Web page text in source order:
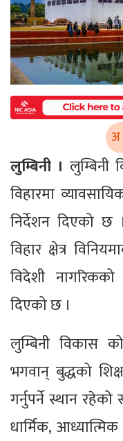
अ
लुम्बिनी । लुम्बिनी
विहारमा
निर्देशन दिएको छ
विहार क्षेत्र
विदेशी
दिएको छ ।
लुम्बिनी विकास
भगवान् बुद्धको
गर्नुपर्ने स्थान रहेको
धार्मिक,